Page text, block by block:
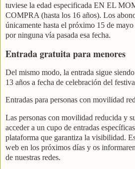
tuviese la edad especificada EN EL
COMPRA (hasta los 16 años). Los
únicamente hasta el próximo 15 de
por ninguna vía pasada esa fecha.
Entrada gratuita para menores
Del mismo modo, la entrada sigue
13 años a fecha de celebración del
Entradas para personas con movilidad
Las personas con movilidad reducida y
acceder a un cupo de entradas
plataforma que garantiza la visibilidad.
web en los próximos días y os
de nuestras redes.